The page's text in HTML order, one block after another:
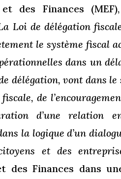
des Finances
Loi de délégation
le système fiscal
dans un
délégation, vont dans
de
d’une relation
la logique d’un
et des
des Finances dans